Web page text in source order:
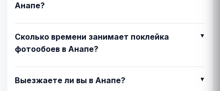
Анапе?
Сколько времени занимает поклейка
фотообоев в Анапе?
Выезжаете ли вы в Анапе?